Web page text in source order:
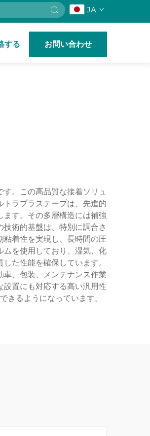
JA
する お問い合わせ
。この高品質な接着ソリュ
ラプラステープは、先進的
す。その多層構造には補強
術的基盤は、特別に調合さ
粘着性を実現し、長時間の圧
ムを使用しており、湿気、化
た性能を確保しています。
、包装、メンテナンス作業
置にも対応する高い汎用性
きるようになっています。